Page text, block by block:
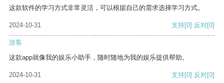
这款软件的学习方式非常灵活，可以根据自己的需求选择学习方式。
2024-10-31 支持[0] 反对[0]
游客
这款app就像我的娱乐小助手，随时随地为我的娱乐提供帮助。
2024-10-31 支持[0] 反对[0]